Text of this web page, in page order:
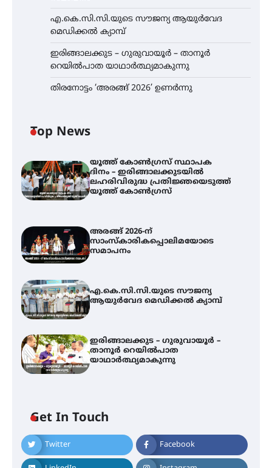
എ.കെ.സി.സി.യുടെ സൗജന്യ ആയുർവേദ
മെഡിക്കൽ ക്യാമ്പ്
ഇരിങ്ങാലക്കുട – ഗുരുവായൂർ – താനൂർ
റെയിൽപാത യാഥാർത്ഥ്യമാകുന്നു
തിരനോട്ടം ‘അരങ്ങ് 2026’ ഉണർന്നു
Top News
യൂത്ത് കോൺഗ്രസ്‌ സ്ഥാപക
ദിനം – ഇരിങ്ങാലക്കുടയിൽ
ലഹരിവിരുദ്ധ പ്രതിജ്ഞയെടുത്ത്
യൂത്ത് കോൺഗ്രസ്
അരങ്ങ് 2026-ന്
സാംസ്കാരികപ്പൊലിമയോടെ
സമാപനം
എ.കെ.സി.സി.യുടെ സൗജന്യ
ആയുർവേദ മെഡിക്കൽ ക്യാമ്പ്
ഇരിങ്ങാലക്കുട – ഗുരുവായൂർ –
താനൂർ റെയിൽപാത
യാഥാർത്ഥ്യമാകുന്നു
Get In Touch
Twitter Facebook
എ.കെ.സി.സി.യുടെ സൗജന്യ